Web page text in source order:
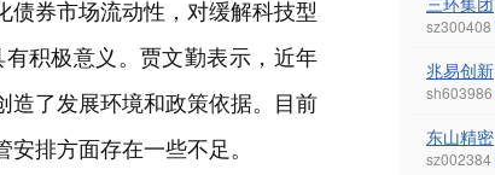
券市场流动性，对缓解科技型
积极意义。贾文勤表示，近年
造了发展环境和政策依据。目前
排方面存在一些不足。
sz300408
兆易创新
sh603986
东山精密
sz002384